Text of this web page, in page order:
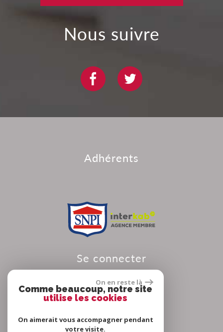
nous suivre
adhérents
se connecter
On en reste là
Comme beaucoup, notre site
utilise les cookies
On aimerait vous accompagner pendant
votre visite.